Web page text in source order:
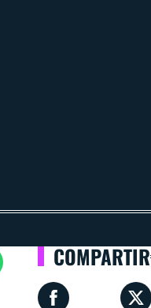
COMPARTIR